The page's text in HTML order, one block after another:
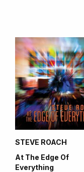
STEVE ROACH
At The Edge Of
Everything